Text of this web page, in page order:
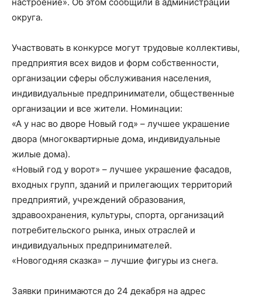
округа.
Участвовать в конкурсе могут трудовые коллективы,
предприятия всех видов и форм собственности,
организации сферы обслуживания населения,
индивидуальные предприниматели, общественные
организации и все жители. Номинации:
«А у нас во дворе Новый год» – лучшее украшение
двора (многоквартирные дома, индивидуальные
жилые дома).
«Новый год у ворот» – лучшее украшение фасадов,
входных групп, зданий и прилегающих территорий
предприятий, учреждений образования,
здравоохранения, культуры, спорта, организаций
потребительского рынка, иных отраслей и
индивидуальных предпринимателей.
«Новогодняя сказка» – лучшие фигуры из снега.
Заявки принимаются до 24 декабря на адрес